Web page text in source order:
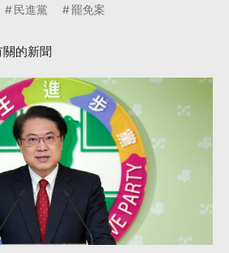
民進黨 罷免案
關的新聞